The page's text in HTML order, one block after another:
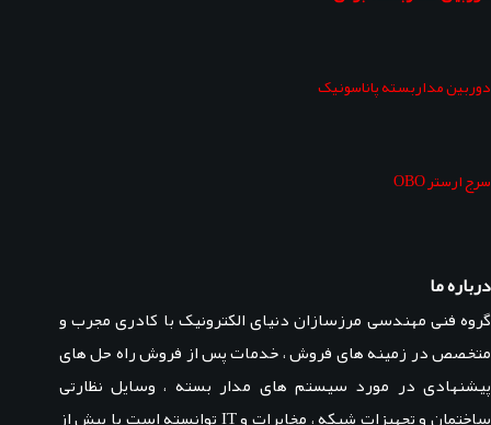
دوربین مداربسته پاناسونیک
سرج ارستر OBO
درباره ما
گروه فنی مهندسی مرزسازان دنیای الکترونیک با کادری مجرب و
متخصص در زمینه های فروش ، خدمات پس از فروش راه حل های
پیشنهادی در مورد سیستم های مدار بسته ، وسایل نظارتی